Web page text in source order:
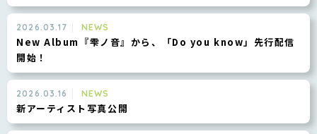
2026.03.17 NEWS
New Album『雫ノ音』から、「Do you know」先行配信
開始！
2026.03.16 NEWS
新アーティスト写真公開